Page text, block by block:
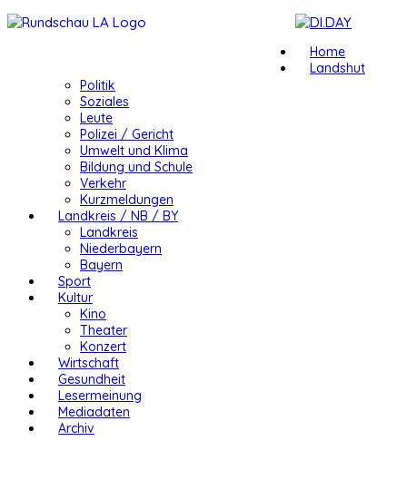
Home
Landshut
Politik
Soziales
Leute
Polizei / Gericht
Umwelt und Klima
Bildung und Schule
Verkehr
Kurzmeldungen
Landkreis / NB / BY
Landkreis
Niederbayern
Bayern
Sport
Kultur
Kino
Theater
Konzert
Wirtschaft
Gesundheit
Lesermeinung
Mediadaten
Archiv